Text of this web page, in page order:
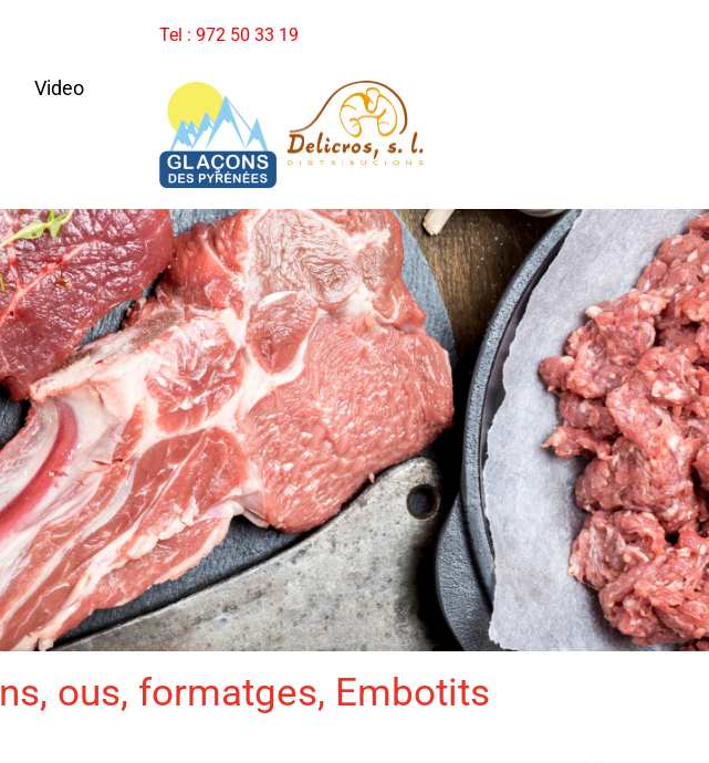
Video
Tel : 972 50 33 19
ous, formatges, Embotits